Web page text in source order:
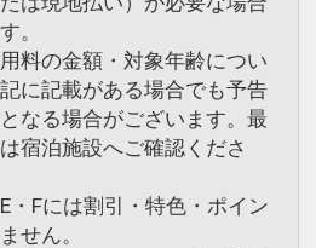
。
用料の金額・対象年齢につい
に記載がある場合でも予告
なる場合がございます。最
宿泊施設へご確認くださ
・Fには割引・特色・ポイン
せん。